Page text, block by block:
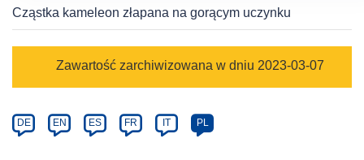
oknie)
Cząstka kameleon złapana na gorącym uczynku
Category
Zawartość zarchiwizowana w dniu 2023-03-07
Article
available
DE EN ES FR IT PL